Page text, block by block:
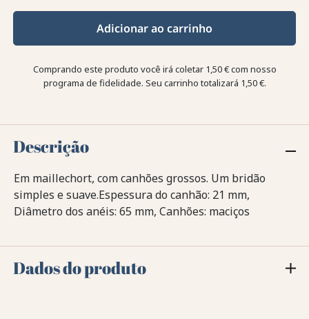
Adicionar ao carrinho
Comprando este produto você irá coletar 1,50 €com nosso
programa de fidelidade. Seu carrinho totalizará 1,50 €.
Descrição
Em maillechort, com canhões grossos. Um bridão
simples e suave.Espessura do canhão: 21 mm,
Diâmetro dos anéis: 65 mm, Canhões: maciços
Dados do produto